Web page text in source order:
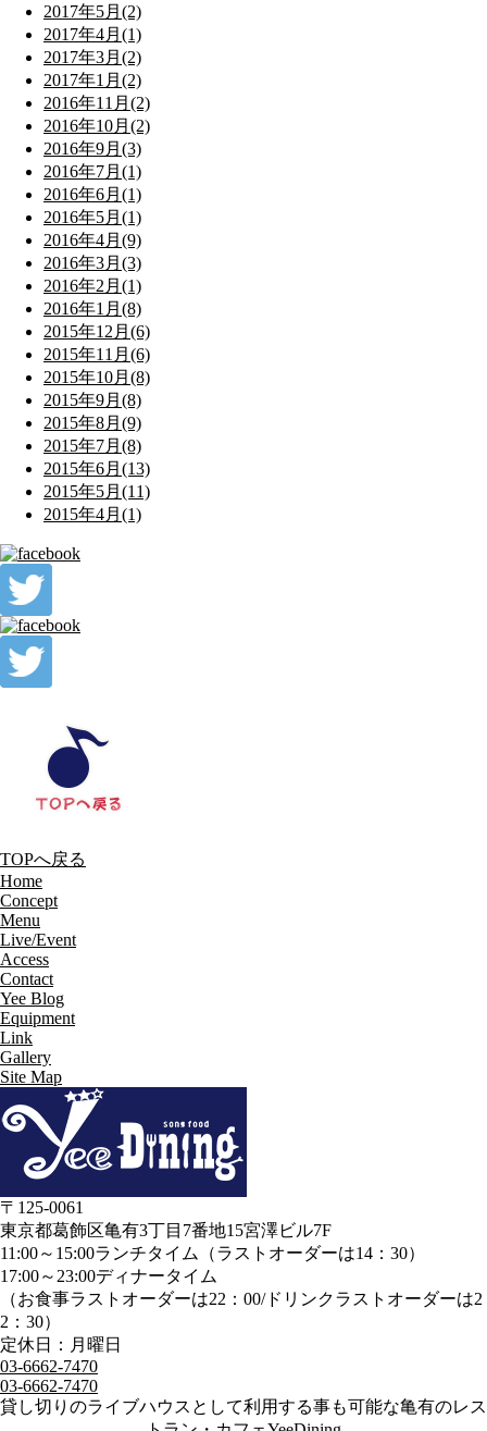
2017年5月(2)
2017年4月(1)
2017年3月(2)
2017年1月(2)
2016年11月(2)
2016年10月(2)
2016年9月(3)
2016年7月(1)
2016年6月(1)
2016年5月(1)
2016年4月(9)
2016年3月(3)
2016年2月(1)
2016年1月(8)
2015年12月(6)
2015年11月(6)
2015年10月(8)
2015年9月(8)
2015年8月(9)
2015年7月(8)
2015年6月(13)
2015年5月(11)
2015年4月(1)
TOPへ戻る
Home
Concept
Menu
Live/Event
Access
Contact
Yee Blog
Equipment
Link
Gallery
Site Map
〒125-0061
東京都葛飾区亀有3丁目7番地15宮澤ビル7F
11:00～15:00ランチタイム（ラストオーダーは14：30）
17:00～23:00ディナータイム
（お食事ラストオーダーは22：00/ドリンクラストオーダーは2
2：30）
定休日：月曜日
03-6662-7470
03-6662-7470
貸し切りのライブハウスとして利用する事も可能な亀有のレス